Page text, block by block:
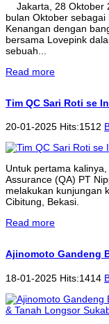
Jakarta, 28 Oktober
bulan Oktober
Kenangan dengan
bersama Lovepink
sebuah...
Read more
Tim QC Sari Roti se
20-01-2025 Hits:1512
Untuk pertama
Assurance (QA) PT
melakukan kunjungan
Cibitung, Bekasi.
Read more
Ajinomoto Gandeng
18-01-2025 Hits:1414